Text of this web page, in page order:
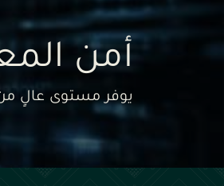
أمن
يوفر مستوى عالٍ من